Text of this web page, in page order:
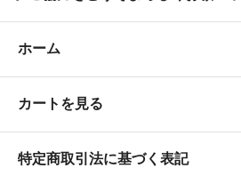
ホーム
カートを見る
特定商取引法に基づく表記